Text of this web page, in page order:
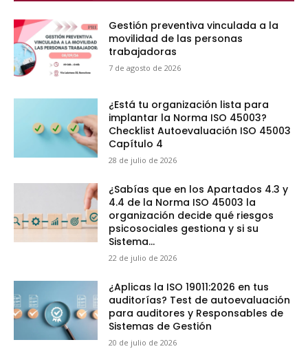
Gestión preventiva vinculada a la
movilidad de las personas
trabajadoras
7 de agosto de 2026
¿Está tu organización lista para
implantar la Norma ISO 45003?
Checklist Autoevaluación ISO 45003
Capítulo 4
28 de julio de 2026
¿Sabías que en los Apartados 4.3 y
4.4 de la Norma ISO 45003 la
organización decide qué riesgos
psicosociales gestiona y si su
Sistema...
22 de julio de 2026
¿Aplicas la ISO 19011:2026 en tus
auditorías? Test de autoevaluación
para auditores y Responsables de
Sistemas de Gestión
20 de julio de 2026